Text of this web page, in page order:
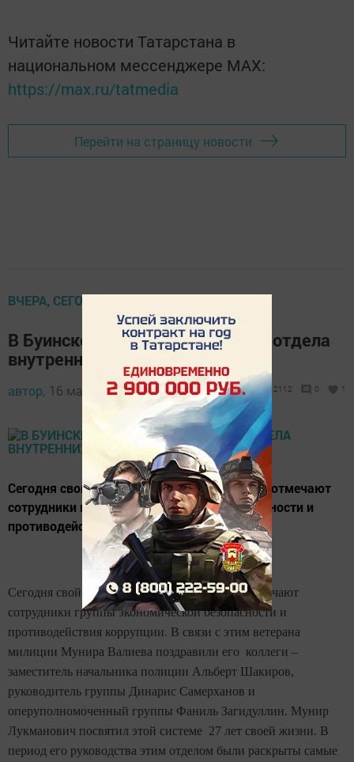
Читайте новости Татарстана в
национальном мессенджере MАХ:
https://max.ru/tatmedia
Перейти на страницу новости
ВЧЕРА, СЕГОДНЯ, ЗАВТРА
В Буинске поздравили ветерана отдела
внутренних дел (+ фото)
автор, 16 марта 2018 - 16:31 2112 0 1
Сегодня свой профессиональный праздник отмечают
сотрудники группы экономической безопасности и
противодействия коррупции.
Сегодня свой профессиональный праздник отмечают
сотрудники группы экономической безопасности и
противодействия коррупции. В связи с этим ветерана
милиции Мунира Валиева поздравили его коллеги –
заместитель начальника полиции Альберт Шакиров,
руководитель группы Динарис Самерханов и
оперуполномоченный группы Фаниль Загидуллин. Мунир
Лукманович посвятил этой системе 27 лет своей жизни. В
период его руководства этим отделом были раскрыты самые